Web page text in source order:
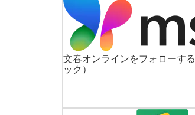
文春オンラインをフォローする
ック）